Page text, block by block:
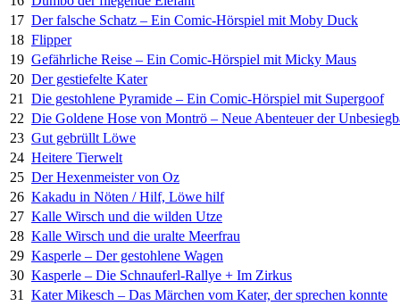
17 Der falsche Schatz – Ein Comic-Hörspiel mit Moby Duck
18 Flipper
19 Gefährliche Reise – Ein Comic-Hörspiel mit Micky Maus
20 Der gestiefelte Kater
21
Die gestohlene Pyramide – Ein Comic-Hörspiel mit Supergoof
22 Die Goldene Hose von Montrö – Neue Abenteuer der
23 Gut gebrüllt Löwe
24 Heitere Tierwelt
25 Der Hexenmeister von Oz
26 Kakadu in Nöten / Hilf, Löwe hilf
27 Kalle Wirsch und die wilden Utze
28 Kalle Wirsch und die uralte Meerfrau
29 Kasperle – Der gestohlene Wagen
30 Kasperle – Die Schnauferl-Rallye + Im Zirkus
31
Kater Mikesch – Das Märchen vom Kater, der sprechen konnte